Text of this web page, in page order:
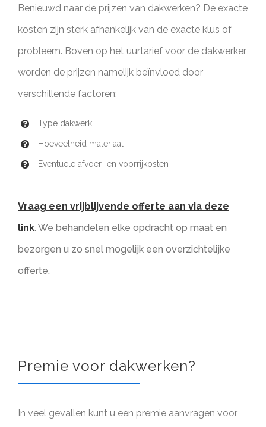
Benieuwd naar de prijzen van dakwerken? De exacte
kosten zijn sterk afhankelijk van de exacte klus of
probleem. Boven op het uurtarief voor de dakwerker,
worden de prijzen namelijk beïnvloed door
verschillende factoren:
Type dakwerk
Hoeveelheid materiaal
Eventuele afvoer- en voorrijkosten
Vraag een vrijblijvende offerte aan via deze
link. We behandelen elke opdracht op maat en
bezorgen u zo snel mogelijk een overzichtelijke
offerte.
Premie voor dakwerken?
In veel gevallen kunt u een premie aanvragen voor